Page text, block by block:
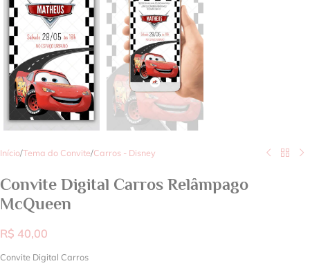
Início/Tema do Convite/Carros - Disney
Convite Digital Carros Relâmpago
McQueen
R$ 40,00
Convite Digital Carros